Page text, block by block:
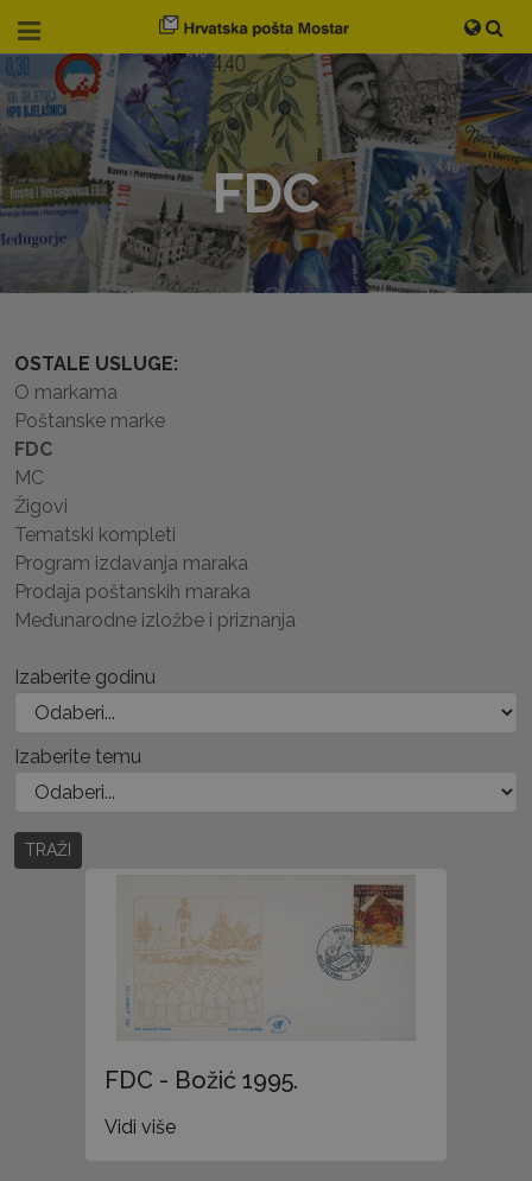
FDC
OSTALE USLUGE:
O markama
Poštanske marke
FDC
MC
Žigovi
Tematski kompleti
Program izdavanja maraka
Prodaja poštanskih maraka
Međunarodne izložbe i priznanja
Izaberite godinu
Izaberite temu
TRAŽI
FDC - Božić 1995.
Vidi više